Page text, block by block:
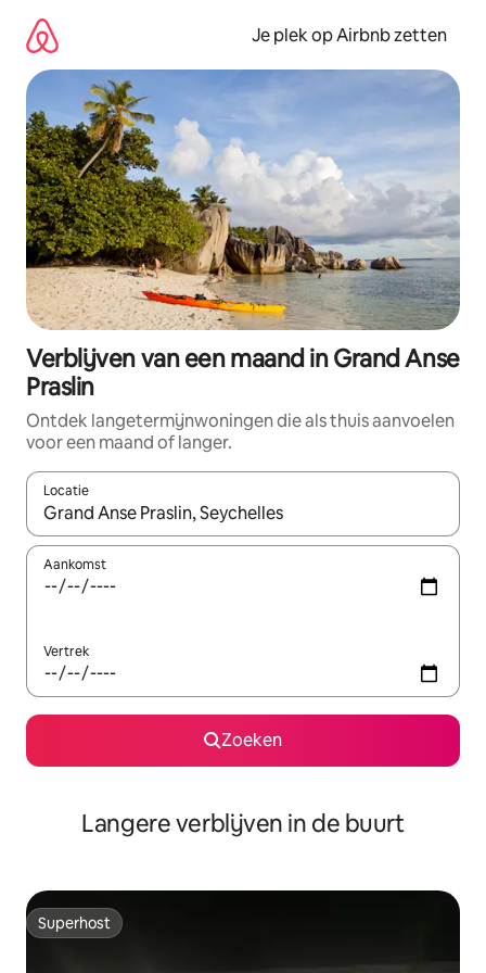
direct
naar
inhoud
Je plek op Airbnb zetten
Verblijven van een maand in Grand Anse
Praslin
Ontdek langetermijnwoningen die als thuis aanvoelen
voor een maand of langer.
Locatie
Wanneer er resultaten beschikbaar zijn, maak je een keuze
Aankomst
Vertrek
Zoeken
Langere verblijven in de buurt
Superhost
Superhost